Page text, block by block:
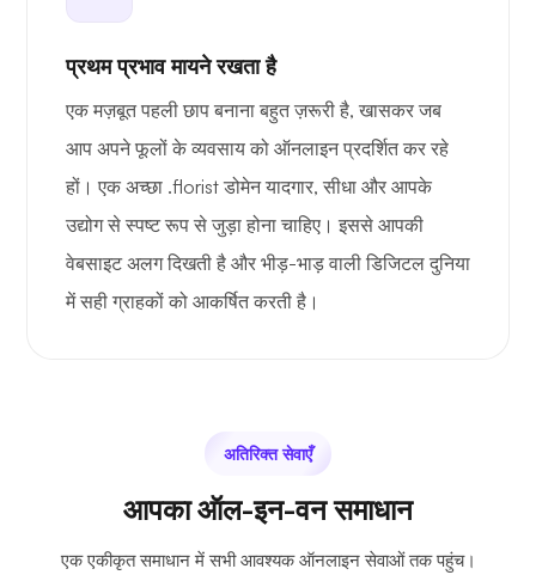
प्रथम प्रभाव मायने रखता है
एक मज़बूत पहली छाप बनाना बहुत ज़रूरी है, खासकर जब
आप अपने फूलों के व्यवसाय को ऑनलाइन प्रदर्शित कर रहे
हों। एक अच्छा .florist डोमेन यादगार, सीधा और आपके
उद्योग से स्पष्ट रूप से जुड़ा होना चाहिए। इससे आपकी
वेबसाइट अलग दिखती है और भीड़-भाड़ वाली डिजिटल दुनिया
में सही ग्राहकों को आकर्षित करती है।
अतिरिक्त सेवाएँ
आपका ऑल-इन-वन समाधान
एक एकीकृत समाधान में सभी आवश्यक ऑनलाइन सेवाओं तक पहुंच।